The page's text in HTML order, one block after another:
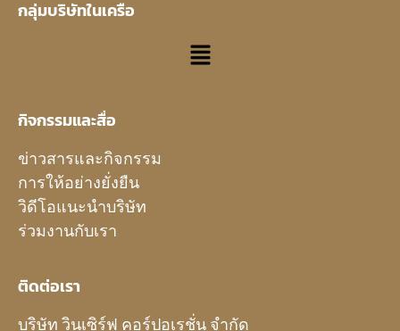
กลุ่มบริษัทในเครือ
กิจกรรมและสื่อ
ข่าวสารและกิจกรรม
การให้อย่างยั่งยืน
วิดีโอแนะนำบริษัท
ร่วมงานกับเรา
ติดต่อเรา
บริษัท วินเซิร์ฟ คอร์ปอเรชั่น จำกัด